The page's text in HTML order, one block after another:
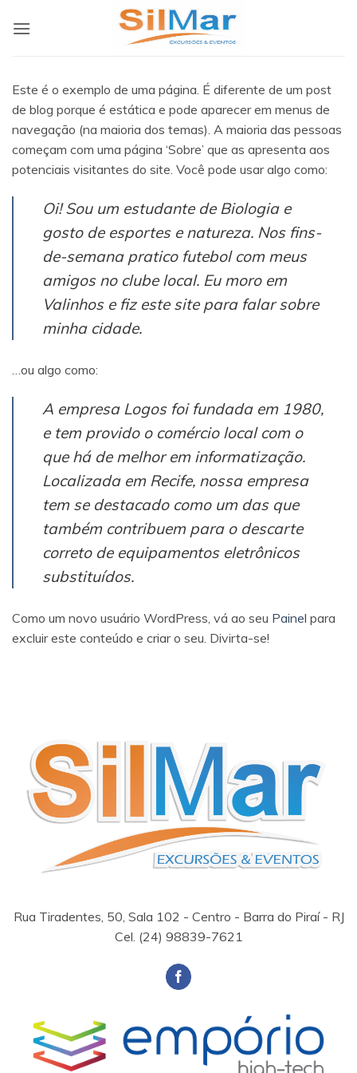
Este é o exemplo de uma página. É diferente de um post
de blog porque é estática e pode aparecer em menus de
navegação (na maioria dos temas). A maioria das pessoas
começam com uma página ‘Sobre’ que as apresenta aos
potenciais visitantes do site. Você pode usar algo como:
Oi! Sou um estudante de Biologia e
gosto de esportes e natureza. Nos fins-
de-semana pratico futebol com meus
amigos no clube local. Eu moro em
Valinhos e fiz este site para falar sobre
minha cidade.
…ou algo como:
A empresa Logos foi fundada em 1980,
e tem provido o comércio local com o
que há de melhor em informatização.
Localizada em Recife, nossa empresa
tem se destacado como um das que
também contribuem para o descarte
correto de equipamentos eletrônicos
substituídos.
Como um novo usuário WordPress, vá ao seu Painel para
excluir este conteúdo e criar o seu. Divirta-se!
Rua Tiradentes, 50, Sala 102 - Centro - Barra do Piraí - RJ
Cel. (24) 98839-7621